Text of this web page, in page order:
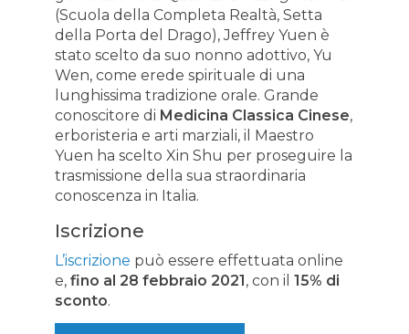
(Scuola della Completa Realtà, Setta
della Porta del Drago), Jeffrey Yuen è
stato scelto da suo nonno adottivo, Yu
Wen, come erede spirituale di una
lunghissima tradizione orale. Grande
conoscitore di Medicina Classica Cinese,
erboristeria e arti marziali, il Maestro
Yuen ha scelto Xin Shu per proseguire la
trasmissione della sua straordinaria
conoscenza in Italia.
Iscrizione
L’iscrizione può essere effettuata online
e, fino al 28 febbraio 2021, con il 15% di
sconto.